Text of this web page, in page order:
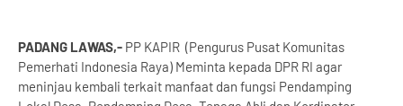
PADANG LAWAS,- PP KAPIR (Pengurus Pusat Komunitas
Pemerhati Indonesia Raya) Meminta kepada DPR RI agar
meninjau kembali terkait manfaat dan fungsi Pendamping